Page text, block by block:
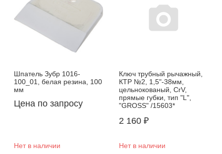
Шпатель Зубр 1016-
100_01, белая резина, 100
мм
Цена по запросу
Нет в наличии
Ключ трубный рычажный,
КТР №2, 1,5"-38мм,
цельнокованый, CrV,
прямые губки, тип "L",
"GROSS" /15603*
2 160 ₽
Нет в наличии